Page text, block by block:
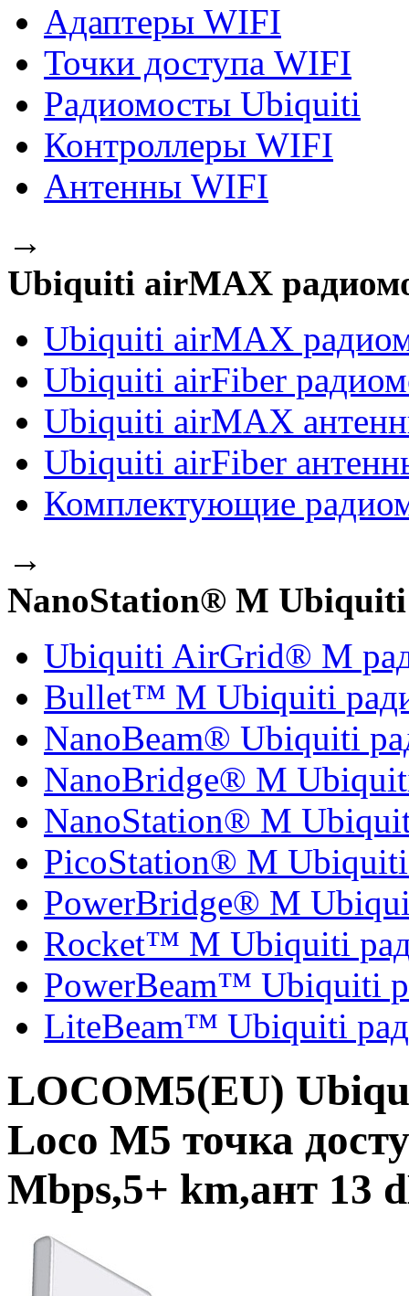
Адаптеры WIFI
Точки доступа WIFI
Радиомосты Ubiquiti
Контроллеры WIFI
Антенны WIFI
→
Ubiquiti airMAX
Ubiquiti airMAX
Ubiquiti airFiber
Ubiquiti airMAX
Ubiquiti airFiber
Комплектующие
→
NanoStation® M Ubiquiti
Ubiquiti AirGrid® M
Bullet™ M Ubiquiti
NanoBeam® Ubiquiti
NanoBridge® M
NanoStation® M
PicoStation® M
PowerBridge® M
Rocket™ M Ubiquiti
PowerBeam™ Ubiquiti
LiteBeam™ Ubiquiti
LOCOM5(EU)
Loco M5 точка
Mbps,5+ km,ант 13